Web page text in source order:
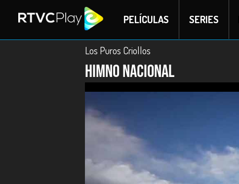
PELÍCULAS SERIES
Los Puros Criollos
Himno Nacional